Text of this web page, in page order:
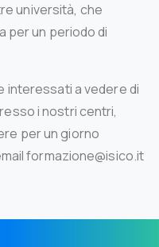
università, che
per un periodo di
interessati a vedere di
i nostri centri,
per un giorno
formazione@isico.it